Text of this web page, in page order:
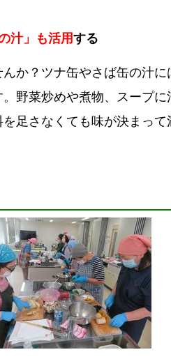
汁」も活用する
？ツナ缶やさば缶の汁に
野菜炒めや煮物、スープ
足さなくても味が決まって